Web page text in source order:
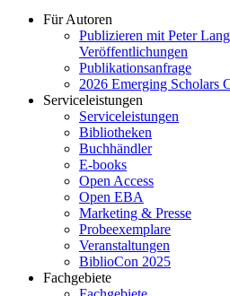
Für Autoren
Publizieren mit Peter
Veröffentlichungen
Publikationsanfrage
2026 Emerging Scholars
Serviceleistungen
Serviceleistungen
Bibliotheken
Buchhändler
E-books
Open Access
Open EBA
Marketing & Presse
Probeexemplare
Veranstaltungen
BiblioCon 2025
Fachgebiete